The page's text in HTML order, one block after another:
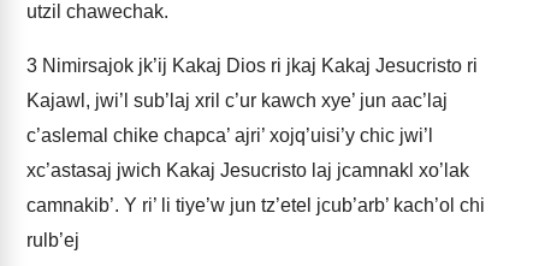
utzil chawechak.
3 Nimirsajok jk’ij Kakaj Dios ri jkaj Kakaj Jesucristo ri
Kajawl, jwi’l sub’laj xril c’ur kawch xye’ jun aac’laj
c’aslemal chike chapca’ ajri’ xojq’uisi’y chic jwi’l
xc’astasaj jwich Kakaj Jesucristo laj jcamnakl xo’lak
camnakib’. Y ri’ li tiye’w jun tz’etel jcub’arb’ kach’ol chi
rulb’ej